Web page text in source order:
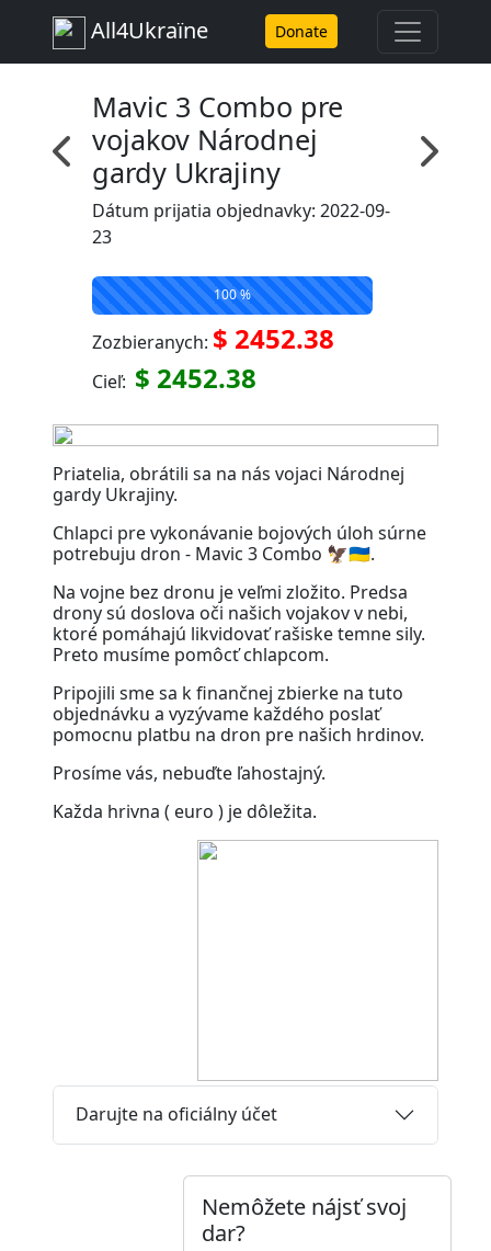
All4Ukraїne Donate
Mavic 3 Combo pre
vojakov Národnej
gardy Ukrajiny
Dátum prijatia objednavky: 2022-09-
23
100 %
Zozbieranych: $ 2452.38
Cieľ: $ 2452.38
Priatelia, obrátili sa na nás vojaci Národnej
gardy Ukrajiny.
Chlapci pre vykonávanie bojových úloh súrne
potrebuju dron - Mavic 3 Combo 🦅🇺🇦.
Na vojne bez dronu je veľmi zložito. Predsa
drony sú doslova oči našich vojakov v nebi,
ktoré pomáhajú likvidovať rašiske temne sily.
Preto musíme pomôcť chlapcom.
Pripojili sme sa k finančnej zbierke na tuto
objednávku a vyzývame každého poslať
pomocnu platbu na dron pre našich hrdinov.
Prosíme vás, nebuďte ľahostajný.
Každa hrivna ( euro ) je dôležita.
Darujte na oficiálny účet
Nemôžete nájsť svoj
dar?